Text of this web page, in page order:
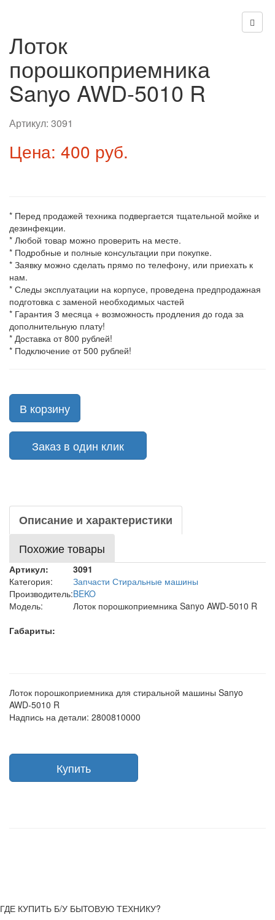
Лоток
порошкоприемника
Sanyo AWD-5010 R
Артикул: 3091
Цена: 400 руб.
* Перед продажей техника подвергается тщательной мойке и
дезинфекции.
* Любой товар можно проверить на месте.
* Подробные и полные консультации при покупке.
* Заявку можно сделать прямо по телефону, или приехать к
нам.
* Следы эксплуатации на корпусе, проведена предпродажная
подготовка с заменой необходимых частей
* Гарантия 3 месяца + возможность продления до года за
дополнительную плату!
* Доставка от 800 рублей!
* Подключение от 500 рублей!
В корзину
Заказ в один клик
Описание и характеристики
Похожие товары
Артикул:
3091
Категория:
Запчасти Стиральные машины
Производитель:BEKO
Модель:
Лоток порошкоприемника Sanyo AWD-5010 R
Габариты:
Лоток порошкоприемника для стиральной машины Sanyo
AWD-5010 R
Надпись на детали: 2800810000
ГДЕ КУПИТЬ Б/У БЫТОВУЮ ТЕХНИКУ?